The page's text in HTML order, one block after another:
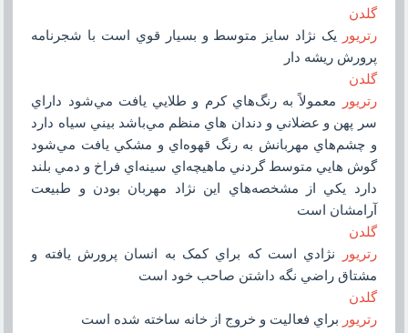
گلدن
رتريور
يک نژاد سايز متوسط و بسيار قوي است با شجرنامه
پرورش ريشه دار
گلدن
رتريور
معمولاً به رنگ‌هاي کرم و طلايي يافت مي‌شود داراي
سر پهن و عضلاني و دندان هاي منظم مي‌باشد بيني سياه دارد
و چشم‌هاي مهربانش به رنگ قهوه‌اي و مشکي يافت مي‌شود
گوش هايي متوسط گردني ماهيچه‌اي سينه‌اي فراخ و دمي بلند
دارد يکي از مشخصه‌هاي اين نژاد مهربان بودن و طبيعت
آرامشان است
گلدن
رتريور
نژادي است که براي کمک به انسان پرورش يافته و
مشتاق راضي نگه داشتن صاحب خود است
گلدن
رتريور براي فعاليت و خروج از خانه ساخته شده است